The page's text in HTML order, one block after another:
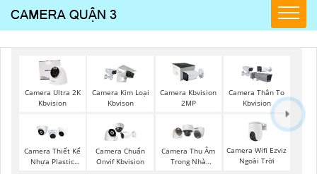
Camera Ultra 2K
Kbvision
Camera Kim Loại
Kbvison
Camera Kbvision
2MP
Camera Thân To
Kbvision
Camera Thiết Kế
Nhựa Plastic
Camera Chuẩn
Onvif Kbvision
Camera Thu Âm
Trong Nhà
Camera Wifi Ezviz
Ngoài Trời